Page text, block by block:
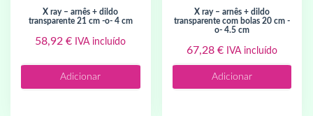
x ray – arnês + dildo
transparente 21 cm -o- 4 cm
58,92€ IVA incluído
Adicionar
x ray – arnês + dildo
transparente com bolas 20 cm -
o- 4.5 cm
67,28 € IVA incluído
Adicionar